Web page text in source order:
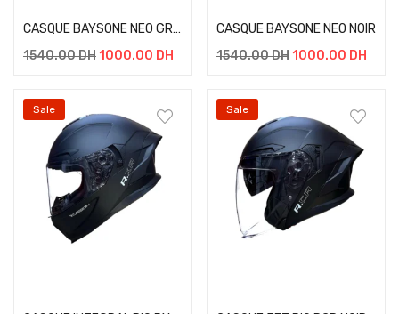
CASQUE BAYSONE NEO GRIS
1540.00DH 1000.00 DH
CASQUE BAYSONE NEO NOIR
1540.00DH 1000.00 DH
Sale Sale